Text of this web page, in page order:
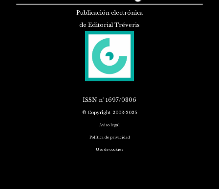
Publicación electrónica
de Editorial Tréveris
ISSN nº 1697/0306
© Copyright 2003-2025
Aviso legal
Política de privacidad
Uso de cookies